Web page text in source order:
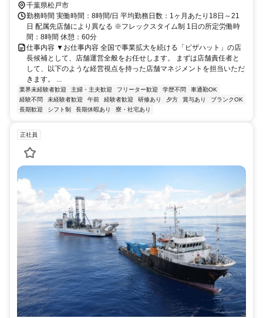
なとみらい4丁目4番5号 横浜アイマークプレイス）◆ピザハットアカ
デミー（東京・神奈川・千葉）、研修終了後は直営店舗へ配属となり
ます。※会社規定による地域限定社員制度に基づく
千葉県松戸市
勤務時間 実働時間：8時間/日 平均勤務日数：1ヶ月あたり18日～21
日 配属先店舗により異なる ※フレックスタイム制 1日の所定労働時
間：8時間 休憩：60分
仕事内容 ▼お仕事内容 全国で事業拡大を続ける「ピザハット」の店
長候補として、店舗運営全般をお任せします。 まずは店舗責任者と
して、以下のような経営視点を持った店舗マネジメントを担当いただ
きます。 ...
業界未経験者歓迎 主婦・主夫歓迎 フリーター歓迎 学歴不問
車通勤OK
経験不問
未経験者歓迎 午前 経験者歓迎 研修あり 夕方 賞与あり
ブランクOK
長期歓迎
シフト制 長期休暇あり 寮・社宅あり
正社員